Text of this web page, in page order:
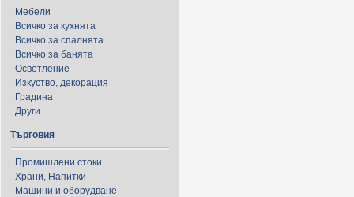
Мебели
Всичко за кухнята
Всичко за спалнята
Всичко за банята
Осветление
Изкуство, декорация
Градина
Други
Търговия
Промишлени стоки
Храни, Напитки
Машини и оборудване